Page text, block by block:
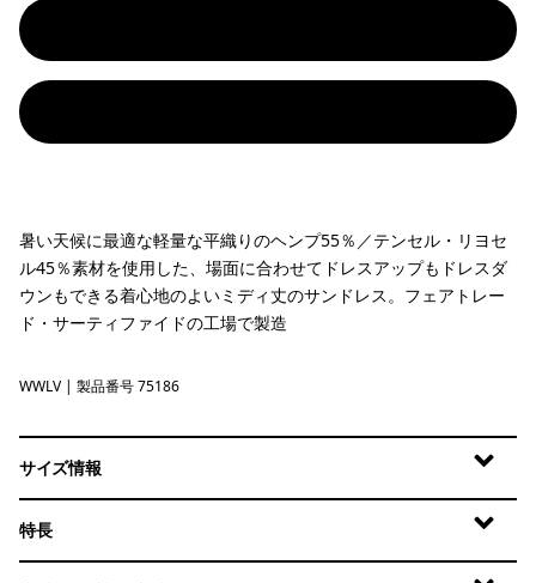
暑い天候に最適な軽量な平織りのヘンプ55％／テンセル・リヨセ
ル45％素材を使用した、場面に合わせてドレスアップもドレスダ
ウンもできる着心地のよいミディ丈のサンドレス。フェアトレー
ド・サーティファイドの工場で製造
Whole Weave: Light Violet
WWLV | 製品番号 75186
サイズ情報
特長